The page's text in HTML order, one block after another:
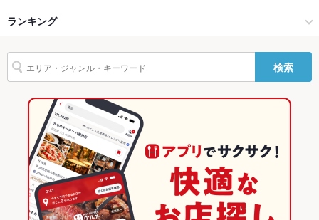
駐車場
その他設備
シーラカンス最中のシーラカンスさん。ラーメン、だし廊さん
の並びに御座います。
あり ：[通常]120分1890円・[プレミアム]120分2390円
食べ放題 なし
カクテル充実、焼酎充実、日本酒充実
お子様連れ お子様連れ不可
仙台市 × 和風
仙台駅 × 居酒屋
仙台駅 × 和風
仙台駅 × 和風
宮城
宮城 × 居酒屋
宮城 × 和風
仙台駅
広瀬通駅
卵焼き からあげ うどん
ランキング
宮城のグルメランキング
宮城の居酒屋ランキング
仙台市のグルメランキング
仙台市の居酒屋ランキング
仙台駅のグルメランキング
仙台駅の居酒屋ランキング
検索